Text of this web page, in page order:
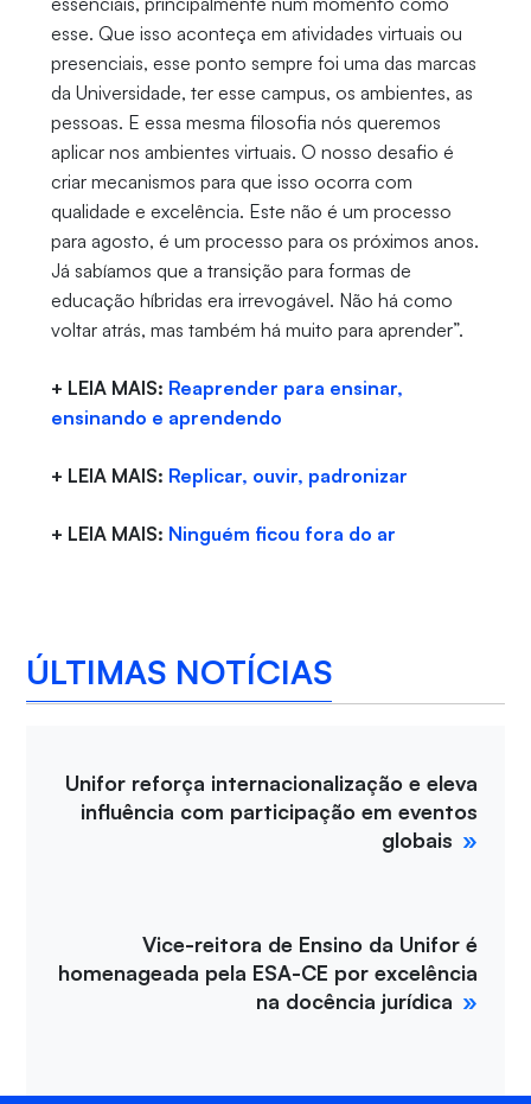
esse. Que isso aconteça em atividades virtuais ou
presenciais, esse ponto sempre foi uma das marcas
da Universidade, ter esse campus, os ambientes, as
pessoas. E essa mesma filosofia nós queremos
aplicar nos ambientes virtuais. O nosso desafio é
criar mecanismos para que isso ocorra com
qualidade e excelência. Este não é um processo
para agosto, é um processo para os próximos anos.
Já sabíamos que a transição para formas de
educação híbridas era irrevogável. Não há como
voltar atrás, mas também há muito para aprender”.
+ LEIA MAIS: Reaprender para ensinar,
ensinando e aprendendo
+ LEIA MAIS: Replicar, ouvir, padronizar
+ LEIA MAIS: Ninguém ficou fora do ar
ÚLTIMAS NOTÍCIAS
Unifor reforça internacionalização e eleva
influência com participação em eventos
globais
Vice-reitora de Ensino da Unifor é
homenageada pela ESA-CE por excelência
na docência jurídica